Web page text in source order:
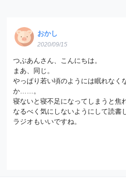
おかし
2020/09/15
つぶあんさん、こんにちは。
まあ、同じ。
やっぱり若い頃のようには眠れなく
か……。
寝ないと寝不足になってしまうと焦
なるべく気にしないようにして読書
ラジオもいいですね。